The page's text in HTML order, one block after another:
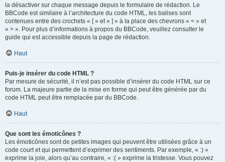
la désactiver sur chaque message depuis le formulaire de rédaction. Le
BBCode est similaire à l’architecture du code HTML, les balises sont
contenues entre des crochets « [ » et « ] » à la place des chevrons « < » et
« > ». Pour plus d’informations à propos du BBCode, veuillez consulter le
guide qui est accessible depuis la page de rédaction.
Haut
Puis-je insérer du code HTML ?
Par mesure de sécurité, il n’est pas possible d’insérer du code HTML sur ce
forum. La majeure partie de la mise en forme qui peut être générée par du
code HTML peut être remplacée par du BBCode.
Haut
Que sont les émoticônes ?
Les émoticônes sont de petites images qui peuvent être utilisées grâce à un
code court et qui permettent d’exprimer des sentiments. Par exemple, « :) »
exprime la joie, alors qu’au contraire, « :( » exprime la tristesse. Vous pouvez